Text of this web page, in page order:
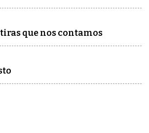
que nos contamos